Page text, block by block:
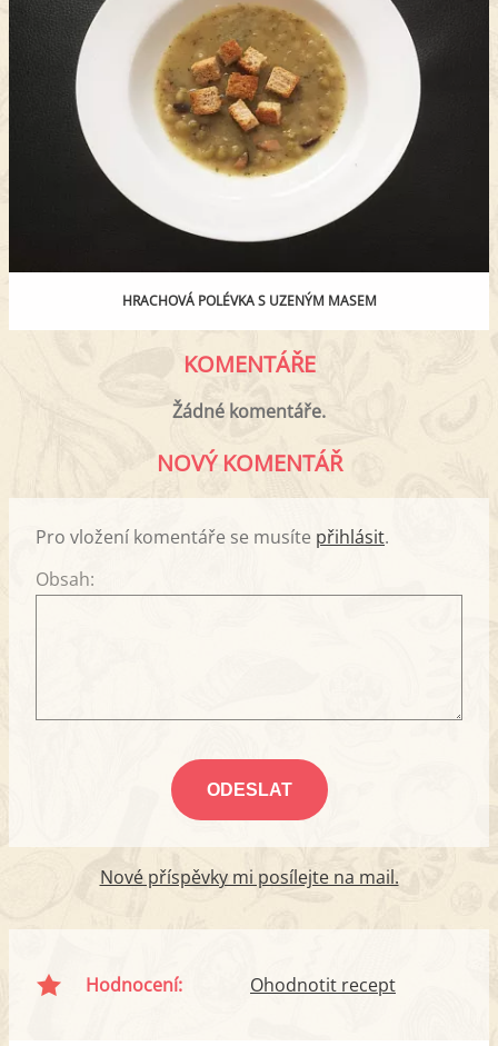
HRACHOVÁ POLÉVKA S UZENÝM MASEM
KOMENTÁŘE
Žádné komentáře.
NOVÝ KOMENTÁŘ
Pro vložení komentáře se musíte přihlásit.
Obsah:
Nové příspěvky mi posílejte na mail.
Hodnocení: Ohodnotit recept